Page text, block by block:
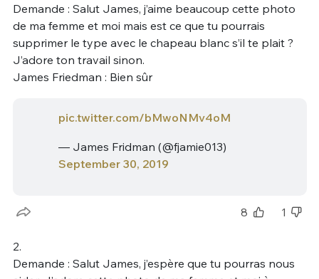
Demande : Salut James, j’aime beaucoup cette photo
de ma femme et moi mais est ce que tu pourrais
supprimer le type avec le chapeau blanc s’il te plait ?
J’adore ton travail sinon.
James Friedman : Bien sûr
pic.twitter.com/bMwoNMv4oM
— James Fridman (@fjamie013)
September 30, 2019
8 1
2.
Demande : Salut James, j’espère que tu pourras nous